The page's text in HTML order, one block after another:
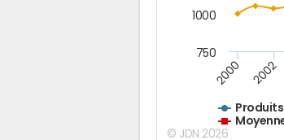
2000 2002
750
1000
© JDN 2026